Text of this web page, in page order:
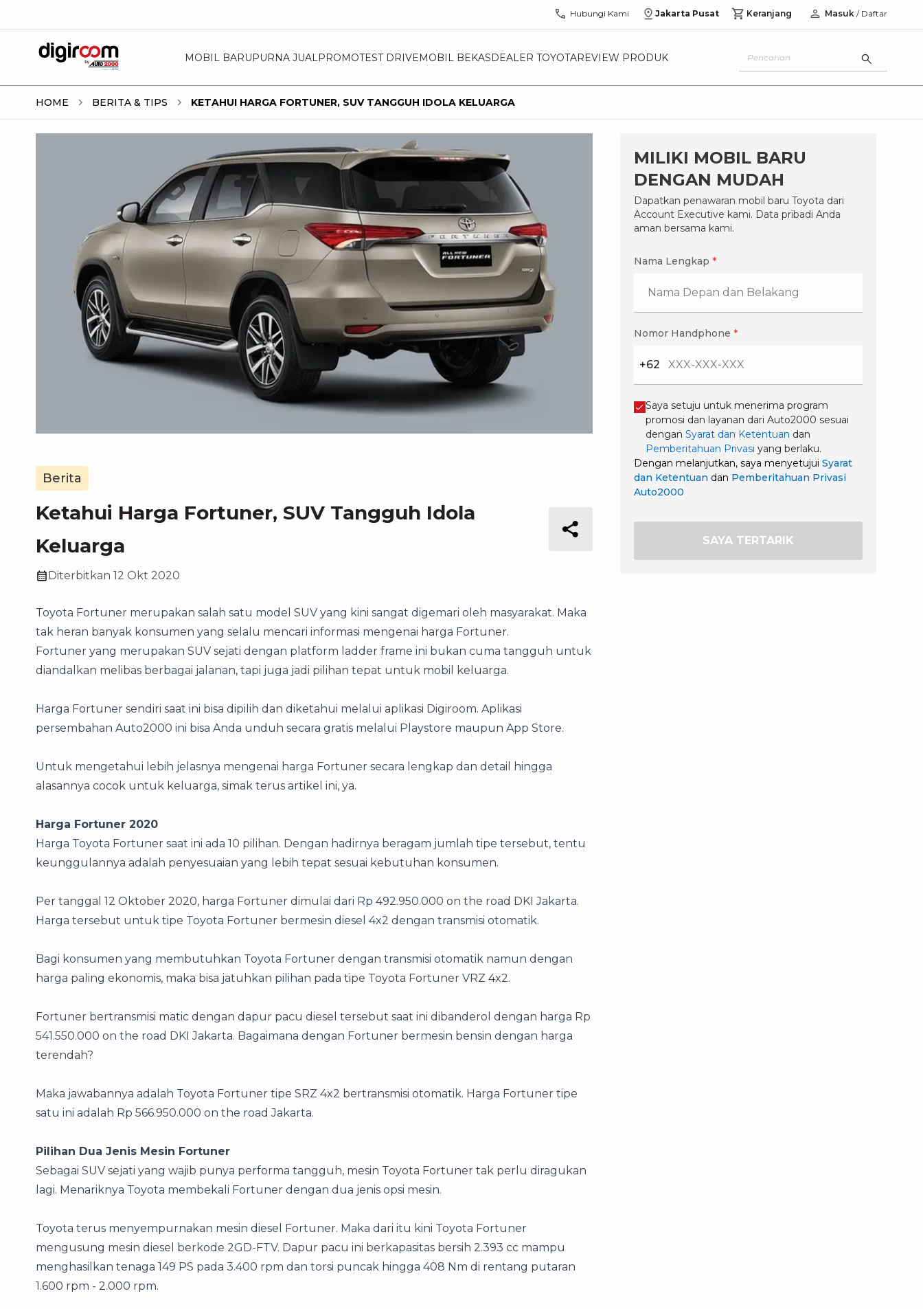
Hubungi Kami Jakarta Pusat Keranjang Masuk / Daftar
MOBIL BARUPURNA JUAL PROMOTEST DRIVEMOBIL BEKASDEALER TOYOTAREVIEW PRODUK
HOME BERITA & TIPS KETAHUI HARGA FORTUNER, SUV TANGGUH IDOLA KELUARGA
Berita
Ketahui Harga Fortuner, SUV Tangguh Idola
Keluarga
Diterbitkan 12 Okt 2020
Toyota Fortuner merupakan salah satu model SUV yang kini sangat digemari oleh masyarakat. Maka
tak heran banyak konsumen yang selalu mencari informasi mengenai harga Fortuner.
Fortuner yang merupakan SUV sejati dengan platform ladder frame ini bukan cuma tangguh untuk
diandalkan melibas berbagai jalanan, tapi juga jadi pilihan tepat untuk mobil keluarga.
Harga Fortuner sendiri saat ini bisa dipilih dan diketahui melalui aplikasi Digiroom. Aplikasi
persembahan Auto2000 ini bisa Anda unduh secara gratis melalui Playstore maupun App Store.
Untuk mengetahui lebih jelasnya mengenai harga Fortuner secara lengkap dan detail hingga
alasannya cocok untuk keluarga, simak terus artikel ini, ya.
Harga Fortuner 2020
Harga Toyota Fortuner saat ini ada 10 pilihan. Dengan hadirnya beragam jumlah tipe tersebut, tentu
keunggulannya adalah penyesuaian yang lebih tepat sesuai kebutuhan konsumen.
Per tanggal 12 Oktober 2020, harga Fortuner dimulai dari Rp 492.950.000 on the road DKI Jakarta.
Harga tersebut untuk tipe Toyota Fortuner bermesin diesel 4x2 dengan transmisi otomatik.
Bagi konsumen yang membutuhkan Toyota Fortuner dengan transmisi otomatik namun dengan
harga paling ekonomis, maka bisa jatuhkan pilihan pada tipe Toyota Fortuner VRZ 4x2.
Fortuner bertransmisi matic dengan dapur pacu diesel tersebut saat ini dibanderol dengan harga Rp
541.550.000 on the road DKI Jakarta. Bagaimana dengan Fortuner bermesin bensin dengan harga
terendah?
Maka jawabannya adalah Toyota Fortuner tipe SRZ 4x2 bertransmisi otomatik. Harga Fortuner tipe
satu ini adalah Rp 566.950.000 on the road Jakarta.
Pilihan Dua Jenis Mesin Fortuner
Sebagai SUV sejati yang wajib punya performa tangguh, mesin Toyota Fortuner tak perlu diragukan
lagi. Menariknya Toyota membekali Fortuner dengan dua jenis opsi mesin.
Toyota terus menyempurnakan mesin diesel Fortuner. Maka dari itu kini Toyota Fortuner
mengusung mesin diesel berkode 2GD-FTV. Dapur pacu ini berkapasitas bersih 2.393 cc mampu
menghasilkan tenaga 149 PS pada 3.400 rpm dan torsi puncak hingga 408 Nm di rentang putaran
1.600 rpm - 2.000 rpm.
MILIKI MOBIL BARU
DENGAN MUDAH
Dapatkan penawaran mobil baru Toyota dari
Account Executive kami. Data pribadi Anda
aman bersama kami.
Nama Lengkap *
Nomor Handphone *
+62
Saya setuju untuk menerima program
promosi dan layanan dari Auto2000 sesuai
dengan Syarat dan Ketentuan dan
Pemberitahuan Privasi yang berlaku.
Dengan melanjutkan, saya menyetujui Syarat
dan Ketentuan dan Pemberitahuan Privasi
Auto2000
SAYA TERTARIK